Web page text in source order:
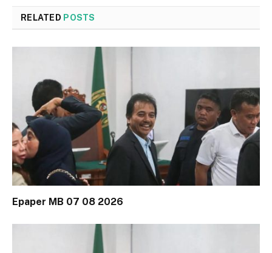
RELATED POSTS
Epaper MB 07 08 2026